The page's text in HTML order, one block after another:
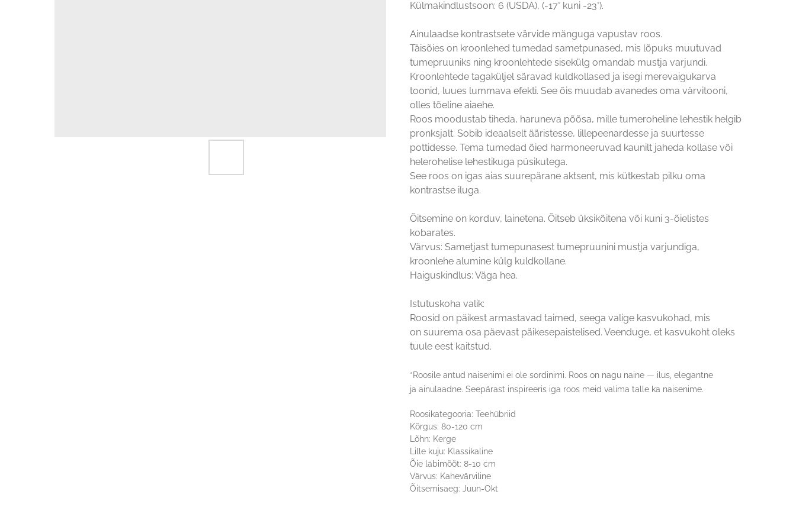
Külmakindlustsoon: 6 (USDA), (-17° kuni -23°).
Ainulaadse kontrastsete värvide mänguga vapustav roos.
Täisõies on kroonlehed tumedad sametpunased, mis lõpuks muutuvad
tumepruuniks ning kroonlehtede sisekülg omandab mustja varjundi.
Kroonlehtede tagaküljel säravad kuldkollased ja isegi merevaigukarva
toonid, luues lummava efekti. See õis muudab avanedes oma värvitooni,
olles tõeline aiaehe.
Roos moodustab tiheda, haruneva põõsa, mille tumeroheline lehestik helgib
pronksjalt. Sobib ideaalselt ääristesse, lillepeenardesse ja suurtesse
pottidesse. Tema tumedad õied harmoneeruvad kaunilt jaheda kollase või
helerohelise lehestikuga püsikutega.
See roos on igas aias suurepärane aktsent, mis kütkestab pilku oma
kontrastse iluga.
Õitsemine on korduv, lainetena. Õitseb üksikõitena või kuni 3-õielistes
kobarates.
Värvus: Sametjast tumepunasest tumepruunini mustja varjundiga,
kroonlehe alumine külg kuldkollane.
Haiguskindlus: Väga hea.
Istutuskoha valik:
Roosid on päikest armastavad taimed, seega valige kasvukohad, mis
on suurema osa päevast päikesepaistelised. Veenduge, et kasvukoht oleks
tuule eest kaitstud.
*Roosile antud naisenimi ei ole sordinimi. Roos on nagu naine — ilus, elegantne
ja ainulaadne. Seepärast inspireeris iga roos meid valima talle ka naisenime.
Roosikategooria: Teehübriid
Kõrgus: 80-120 cm
Lõhn: Kerge
Lille kuju: Klassikaline
Õie läbimõõt: 8-10 cm
Värvus: Kahevärviline
Õitsemisaeg: Juun-Okt